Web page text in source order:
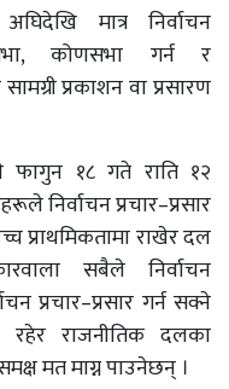
मात्र निर्वाचन
कोणसभा गर्न र
प्रकाशन वा प्रसारण
फागुन १८ गते राति १२
निर्वाचन प्रचार–प्रसार
प्राथमिकतामा राखेर दल
सबैले निर्वाचन
प्रचार–प्रसार गर्न सक्ने
रहेर राजनीतिक दलका
मत माग्न पाउनेछन् ।